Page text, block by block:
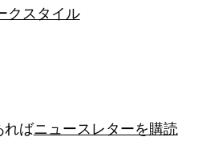
クスタイル
ればニュースレターを購読